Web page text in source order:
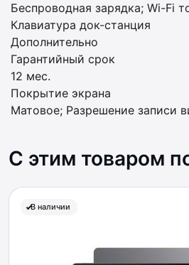
Беспроводная зарядка; Wi-Fi
Клавиатура док-станция
Дополнительно
Гарантийный срок
12 мес.
Покрытие экрана
Матовое; Разрешение записи
С этим товаром
В наличии